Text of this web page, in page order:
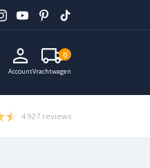
AccountVrachtwagen
0
4.927 reviews